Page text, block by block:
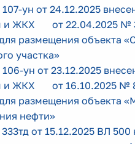
ун от 24.12.2025
и ЖКХ от 22.04.2025 №
размещения объекта
участка»
ун от 23.12.2025
и ЖКХ от 16.10.2025 №
размещения объекта
нефти»
от 15.12.2025 ВЛ 500